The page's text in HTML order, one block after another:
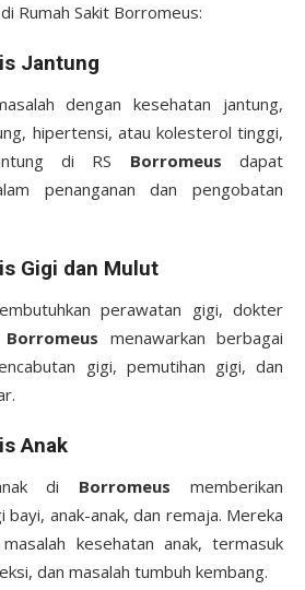
Rumah Sakit Borromeus:
Jantung
dengan kesehatan jantung,
hipertensi, atau kolesterol tinggi,
di RS Borromeus dapat
penanganan dan pengobatan
Gigi dan Mulut
perawatan gigi, dokter
Borromeus menawarkan berbagai
gigi, pemutihan gigi, dan
Anak
di Borromeus memberikan
anak-anak, dan remaja. Mereka
kesehatan anak, termasuk
dan masalah tumbuh kembang.